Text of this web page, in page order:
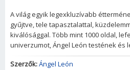
A világ egyik legexkluzívabb
gyűjtve, tele tapasztalattal,
kiválósággal. Több mint 1000 oldal,
univerzumot, Ángel León testének és
Szerzők:Ángel León